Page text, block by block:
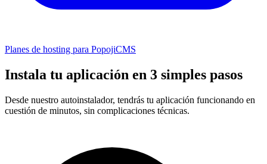
Planes de hosting para PopojiCMS
Instala tu aplicación en 3 simples pasos
Desde nuestro autoinstalador, tendrás tu aplicación funcionando en
cuestión de minutos, sin complicaciones técnicas.